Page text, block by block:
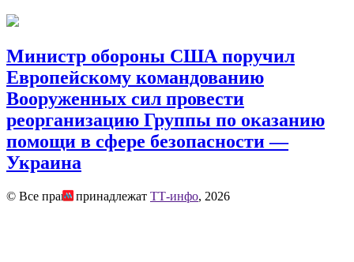
Министр обороны США поручил
Европейскому командованию
Вооруженных сил провести
реорганизацию Группы по оказанию
помощи в сфере безопасности —
Украина
© Все права принадлежат ТТ-инфо, 2026